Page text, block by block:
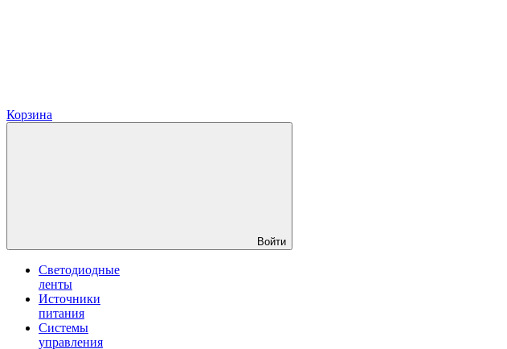
Корзина
Войти
Светодиодные
ленты
Источники
питания
Системы
управления